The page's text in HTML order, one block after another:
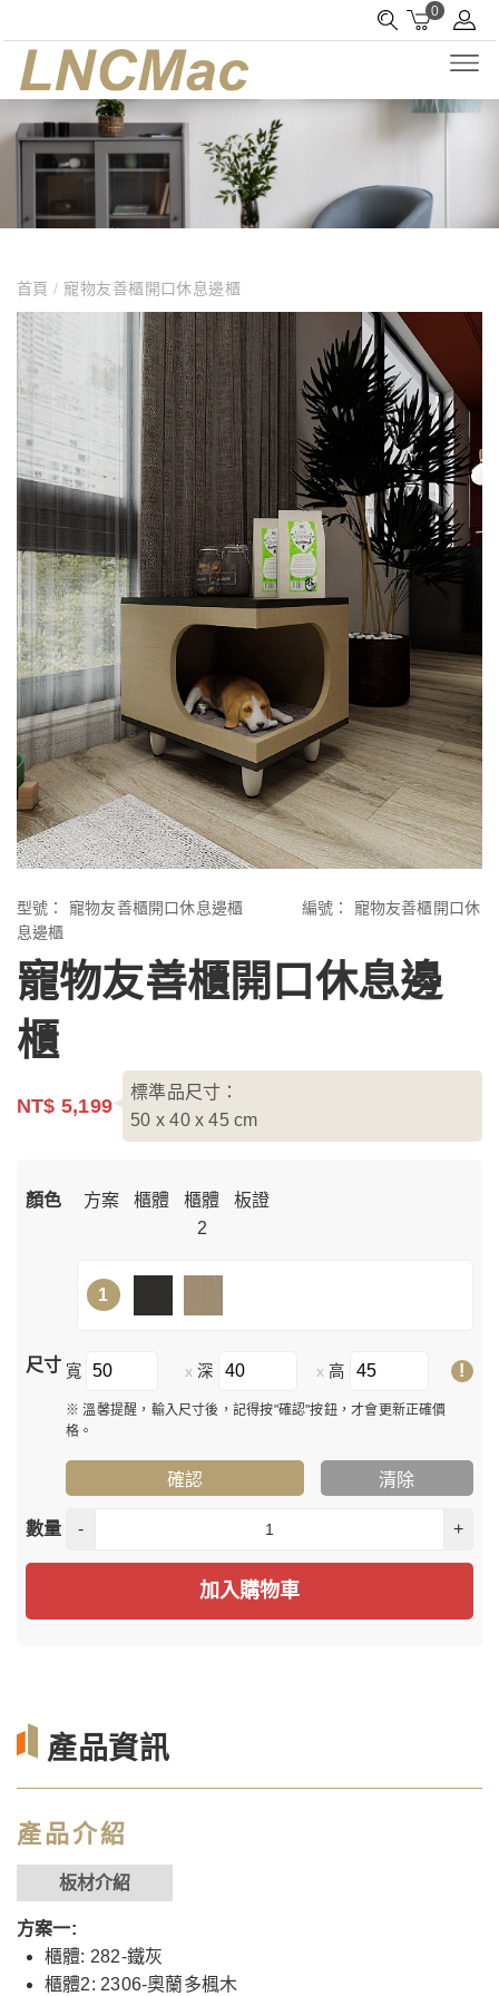
0
首頁/ 寵物友善櫃開口休息邊櫃
型號： 寵物友善櫃開口休息邊櫃 編號： 寵物友善櫃開口休
息邊櫃
寵物友善櫃開口休息邊
櫃
NT$ 5,199
標準品尺寸：
50 x 40 x 45cm
顏色 方案 櫃體
櫃體
2
板證
1
尺寸 寬 x 深 x 高 !
※ 溫馨提醒，輸入尺寸後，記得按"確認"按鈕，才會更新正確價
格。
確認 清除
數量 - +
加入購物車
產品資訊
產品介紹
板材介紹
方案一:
櫃體: 282-鐵灰
櫃體2: 2306-奧蘭多楓木